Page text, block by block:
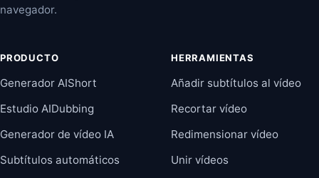
navegador.
PRODUCTO
Generador AIShort
Estudio AIDubbing
Generador de vídeo IA
Subtítulos automáticos
HERRAMIENTAS
Añadir subtítulos al vídeo
Recortar vídeo
Redimensionar vídeo
Unir vídeos